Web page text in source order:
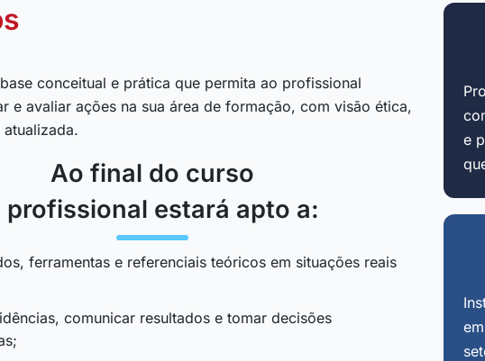
conceitual e prática que permita ao profissional
e avaliar ações na sua área de formação, com visão ética,
Ao final do curso
profissional estará apto a:
ferramentas e referenciais teóricos em situações reais
comunicar resultados e tomar decisões
e